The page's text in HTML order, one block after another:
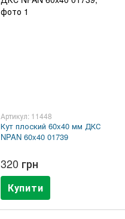
Артикул: 11448
Кут плоский 60x40 мм ДКС
NPAN 60x40 01739
320 грн
Купити